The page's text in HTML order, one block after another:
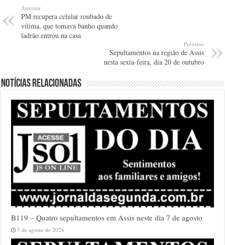
Anterior
PM recupera celular roubado de
vítima, que tomava banho quando
ladrão entrou na casa
Próximo
Sepultamentos na região de Assis
nesta sexta-feira, dia 20 de outubro
Notícias relacionadas
B119 – Quatro sepultamentos em Assis neste dia 7 de agosto
7 de agosto de 2026